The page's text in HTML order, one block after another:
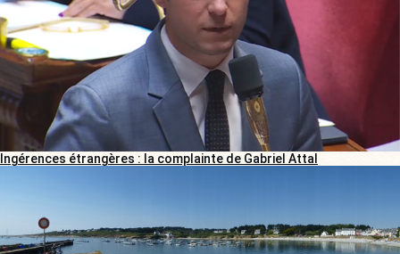
Ingérences étrangères : la complainte de Gabriel Attal